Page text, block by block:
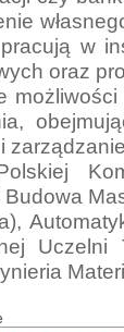
w
oraz